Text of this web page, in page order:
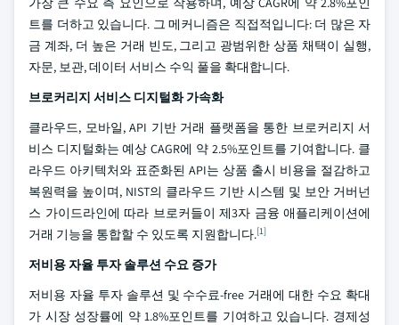
트를 더하고 있습니다. 그 메커니즘은 직접적입니다: 더 많은 자
금 계좌, 더 높은 거래 빈도, 그리고 광범위한 상품 채택이 실행,
자문, 보관, 데이터 서비스 수익 풀을 확대합니다.
브로커리지 서비스 디지털화 가속화
클라우드, 모바일, API 기반 거래 플랫폼을 통한 브로커리지 서
비스 디지털화는 예상 CAGR에 약 2.5%포인트를 기여합니다. 클
라우드 아키텍처와 표준화된 API는 상품 출시 비용을 절감하고
복원력을 높이며, NIST의 클라우드 기반 시스템 및 보안 거버넌
스 가이드라인에 따라 브로커들이 제3자 금융 애플리케이션에
거래 기능을 통합할 수 있도록 지원합니다.[1]
저비용 자율 투자 솔루션 수요 증가
저비용 자율 투자 솔루션 및 수수료-free 거래에 대한 수요 확대
가 시장 성장률에 약 1.8%포인트를 기여하고 있습니다. 경제성